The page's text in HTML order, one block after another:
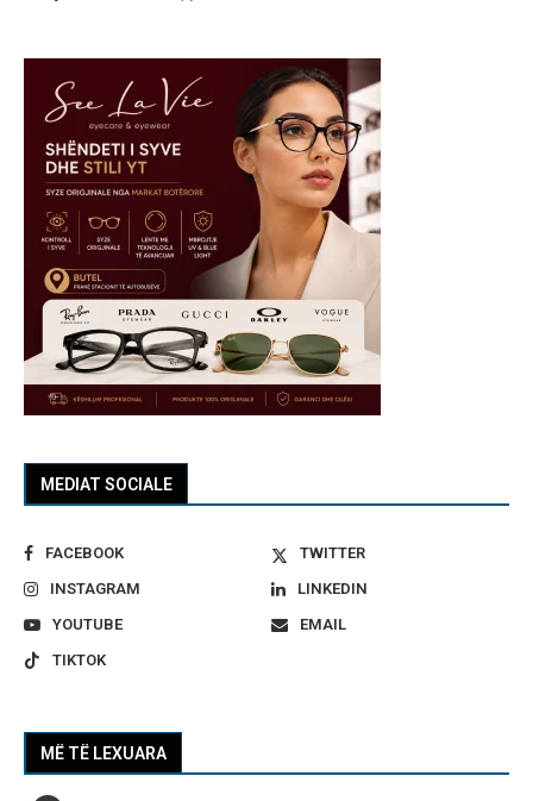
MEDIAT SOCIALE
FACEBOOK
TWITTER
INSTAGRAM
LINKEDIN
YOUTUBE
EMAIL
TIKTOK
MË TË LEXUARA